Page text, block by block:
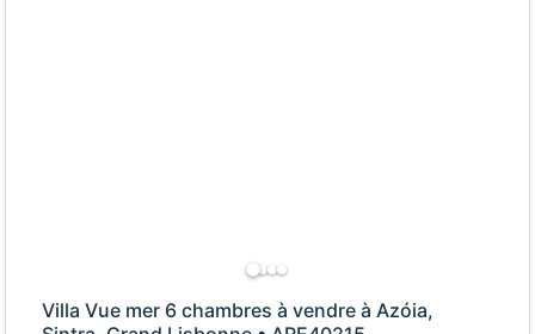
Villa Vue mer 6 chambres à vendre à Azóia,